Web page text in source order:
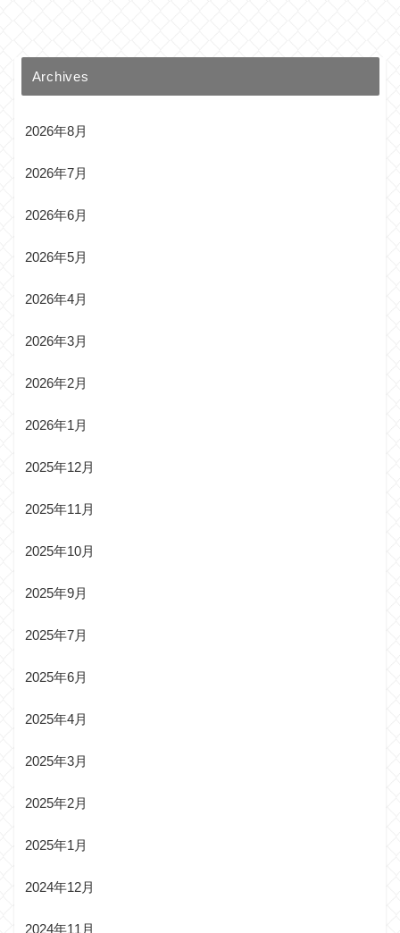
Archives
2026年8月
2026年7月
2026年6月
2026年5月
2026年4月
2026年3月
2026年2月
2026年1月
2025年12月
2025年11月
2025年10月
2025年9月
2025年7月
2025年6月
2025年4月
2025年3月
2025年2月
2025年1月
2024年12月
2024年11月